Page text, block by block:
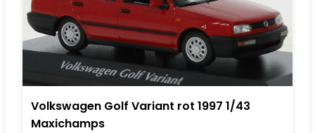
Volkswagen Golf Variant rot 1997 1/43
Maxichamps